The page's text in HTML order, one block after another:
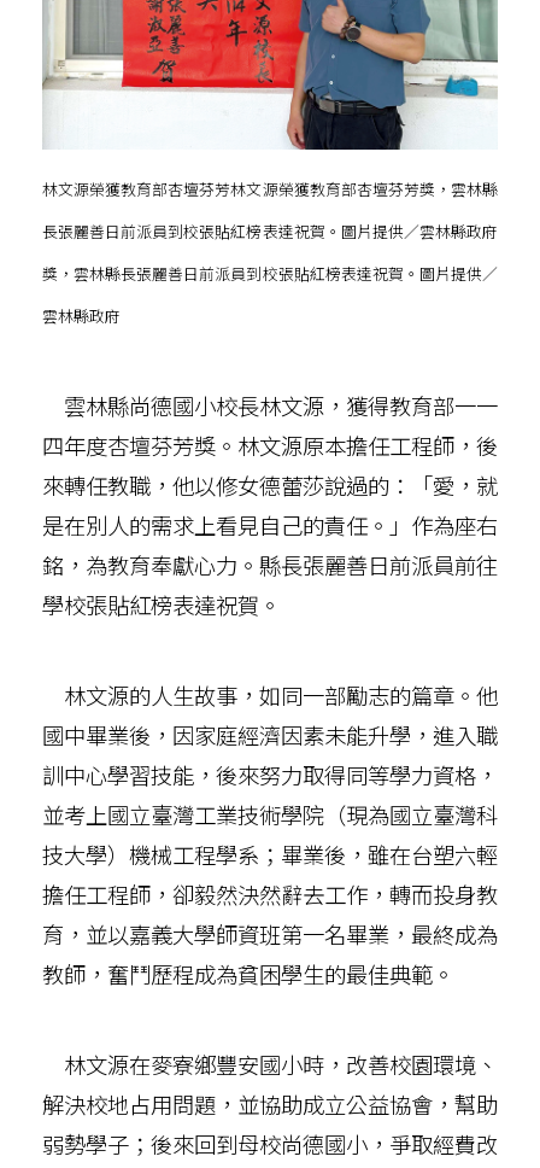
林文源榮獲教育部杏壇芬芳林文源榮獲教育部杏壇芬芳獎，雲林縣
長張麗善日前派員到校張貼紅榜表達祝賀。圖片提供／雲林縣政府
獎，雲林縣長張麗善日前派員到校張貼紅榜表達祝賀。圖片提供／
雲林縣政府
雲林縣尚德國小校長林文源，獲得教育部一一
四年度杏壇芬芳獎。林文源原本擔任工程師，後
來轉任教職，他以修女德蕾莎說過的：「愛，就
是在別人的需求上看見自己的責任。」作為座右
銘，為教育奉獻心力。縣長張麗善日前派員前往
學校張貼紅榜表達祝賀。
林文源的人生故事，如同一部勵志的篇章。他
國中畢業後，因家庭經濟因素未能升學，進入職
訓中心學習技能，後來努力取得同等學力資格，
並考上國立臺灣工業技術學院（現為國立臺灣科
技大學）機械工程學系；畢業後，雖在台塑六輕
擔任工程師，卻毅然決然辭去工作，轉而投身教
育，並以嘉義大學師資班第一名畢業，最終成為
教師，奮鬥歷程成為貧困學生的最佳典範。
林文源在麥寮鄉豐安國小時，改善校園環境、
解決校地占用問題，並協助成立公益協會，幫助
弱勢學子；後來回到母校尚德國小，爭取經費改